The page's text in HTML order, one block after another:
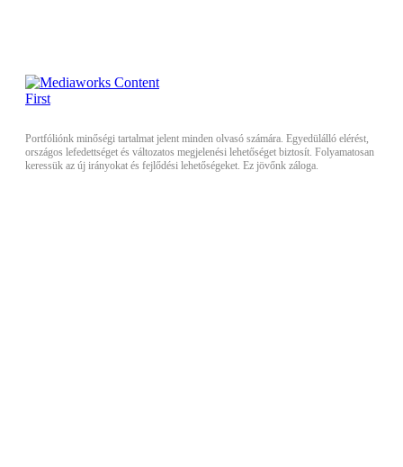
Portfóliónk minőségi tartalmat jelent minden olvasó számára. Egyedülálló elérést,
országos lefedettséget és változatos megjelenési lehetőséget biztosít. Folyamatosan
keressük az új irányokat és fejlődési lehetőségeket. Ez jövőnk záloga.